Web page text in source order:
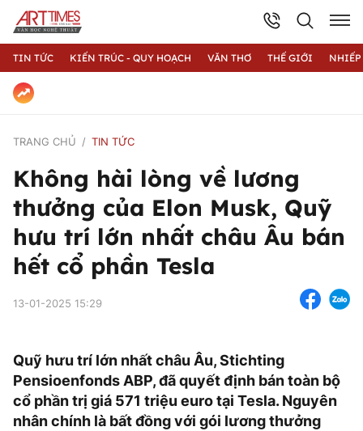
TIN TỨC KIẾN TRÚC - QUY HOẠCH VĂN THƠ THẾ GIỚI
TRANG CHỦ TIN TỨC
Không hài lòng về lương
thưởng của Elon Musk, Quỹ
hưu trí lớn nhất châu Âu bán
hết cổ phần Tesla
13-01-2025 15:29
Quỹ hưu trí lớn nhất châu Âu, Stichting
Pensioenfonds ABP, đã quyết định bán toàn bộ
cổ phần trị giá 571 triệu euro tại Tesla. Nguyên
nhân chính là bất đồng với gói lương thưởng